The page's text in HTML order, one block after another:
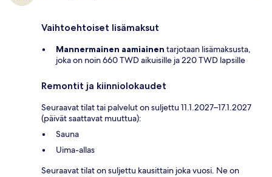
Vaihtoehtoiset lisämaksut
Mannermainen aamiainen tarjotaan lisämaksusta,
joka on noin 660 TWD aikuisille ja 220 TWD lapsille
Remontit ja kiinniolokaudet
Seuraavat tilat tai palvelut on suljettu 11.1.2027–17.1.2027
(päivät saattavat muuttua):
Sauna
Uima-allas
Seuraavat tilat on suljettu kausittain joka vuosi. Ne on